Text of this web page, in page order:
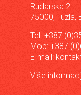
Rudarska 2
75000, Tuzla,
Tel: +387
Mob: +387
E-mail:
Više